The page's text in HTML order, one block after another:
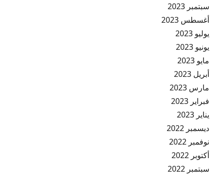
سبتمبر 2023
أغسطس 2023
يوليو 2023
يونيو 2023
مايو 2023
أبريل 2023
مارس 2023
فبراير 2023
يناير 2023
ديسمبر 2022
نوفمبر 2022
أكتوبر 2022
سبتمبر 2022